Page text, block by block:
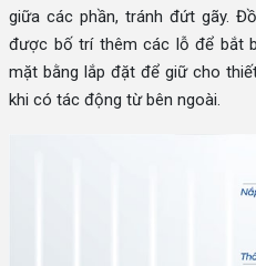
giữa các phần, tránh đứt gãy.
được bố trí thêm các lỗ để bắt
mặt bằng lắp đặt để giữ cho
khi có tác động từ bên ngoài.